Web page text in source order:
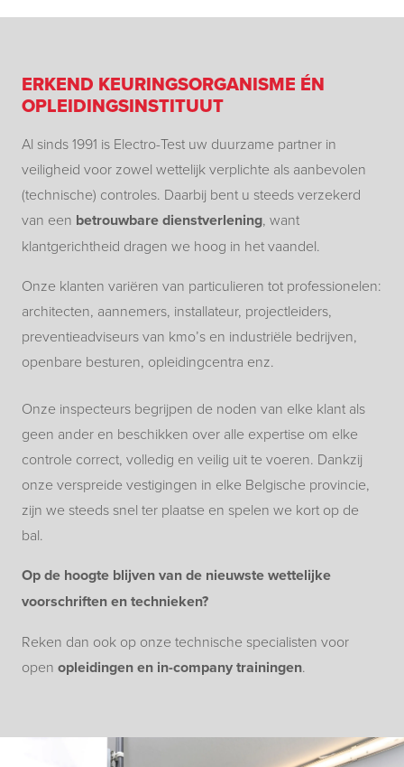
ERKEND KEURINGSORGANISME ÉN
OPLEIDINGSINSTITUUT
Al sinds 1991 is Electro-Test uw duurzame partner in
veiligheid voor zowel wettelijk verplichte als aanbevolen
(technische) controles. Daarbij bent u steeds verzekerd
van een betrouwbare dienstverlening, want
klantgerichtheid dragen we hoog in het vaandel.
Onze klanten variëren van particulieren tot professionelen:
architecten, aannemers, installateur, projectleiders,
preventieadviseurs van kmo’s en industriële bedrijven,
openbare besturen, opleidingcentra enz.
Onze inspecteurs begrijpen de noden van elke klant als
geen ander en beschikken over alle expertise om elke
controle correct, volledig en veilig uit te voeren. Dankzij
onze verspreide vestigingen in elke Belgische provincie,
zijn we steeds snel ter plaatse en spelen we kort op de
bal.
Op de hoogte blijven van de nieuwste wettelijke
voorschriften en technieken?
Reken dan ook op onze technische specialisten voor
open opleidingen en in-company trainingen.